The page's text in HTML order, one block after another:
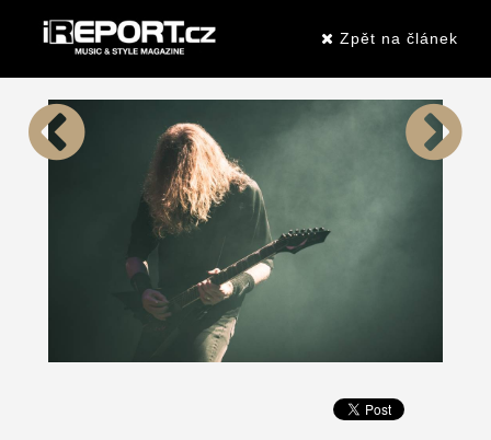
Zpět na článek